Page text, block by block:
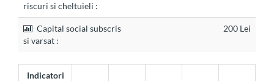
riscuri si cheltuieli :
Capital social subscris
si varsat :
200 Lei
Indicatori